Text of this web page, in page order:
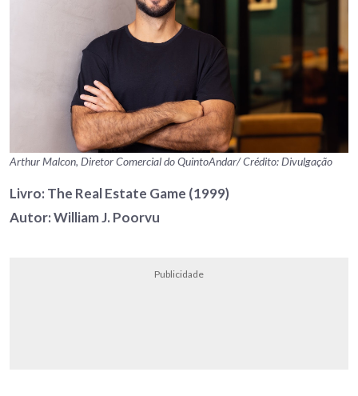
Arthur Malcon, Diretor Comercial do QuintoAndar/ Crédito: Divulgação
Livro: The Real Estate Game (1999)
Autor: William J. Poorvu
Publicidade